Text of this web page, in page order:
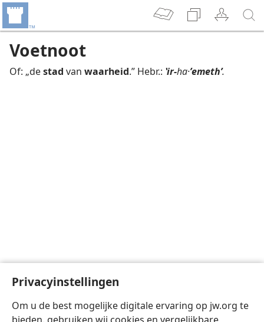
Privacyinstellingen
Om u de best mogelijke digitale ervaring op jw.org te
Voetnoot
Of: „destad van waarheid.” Hebr.: ʽir-ha·ʼemethʹ.